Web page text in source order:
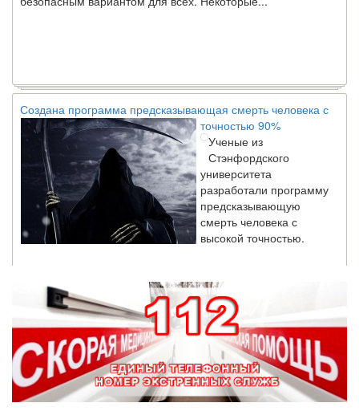
Создана программа предсказывающая смерть человека с
точностью 90%
Ученые из
Стэнфордского
университета
разработали программу
предсказывающую
смерть человека с
высокой точностью.
Зарплата врачей в 2018 году превысит средний доход
россиян в два раза
Глава Минздрава РФ
Вероника Скворцова
опровергла
сообщение о падении
доходов медицинских
работников в